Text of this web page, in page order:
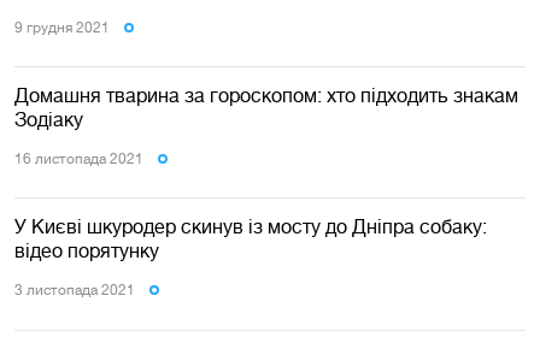
9 грудня 2021
Домашня тварина за гороскопом: хто підходить знакам
Зодіаку
16 листопада 2021
У Києві шкуродер скинув із мосту до Дніпра собаку:
відео порятунку
3 листопада 2021